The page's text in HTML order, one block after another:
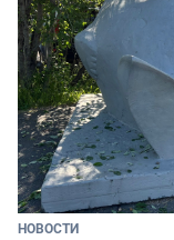
НОВОСТИ